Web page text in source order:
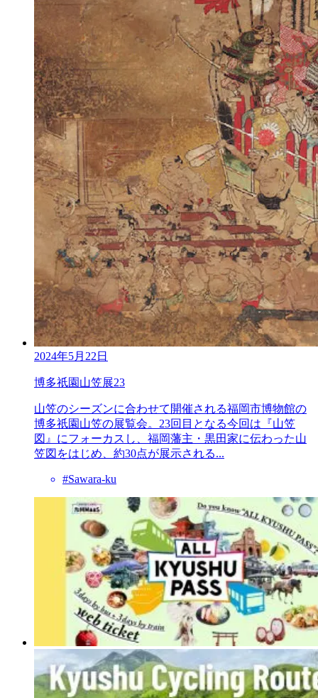
2024年5月22日
博多祇園山笠展23
山笠のシーズンに合わせて開催される福岡市博物館の
博多祇園山笠の展覧会。23回目となる今回は『山笠
図』にフォーカスし、福岡藩主・黒田家に伝わった山
笠図をはじめ、約30点が展示される...
#Sawara-ku